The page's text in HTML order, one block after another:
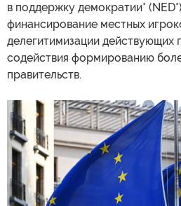
в поддержку демократии*
финансирование местных
делегитимизации действующих
содействия формированию
правительств.